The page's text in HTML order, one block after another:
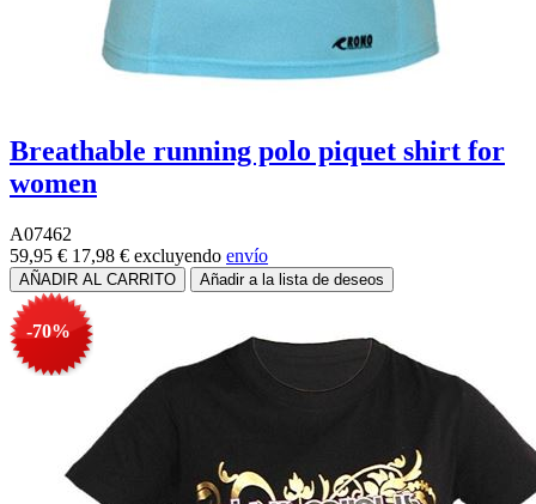
Breathable running polo piquet shirt for
women
A07462
59,95 € 17,98 € excluyendo envío
-70%